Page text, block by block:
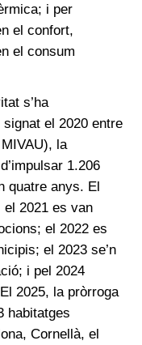
i per
el confort,
el consum
s’ha
el 2020 entre
la
1.206
quatre anys. El
el 2021 es van
el 2022 es
el 2023 se’n
i pel 2024
2025, la pròrroga
habitatges
Cornellà, el